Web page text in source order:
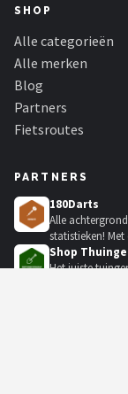
SHOP
Alle categorieën
Alle merken
Blog
Partners
Fietsroutes
PARTNERS
180Darts
Alle
statistieken! Met
Shop
Het juiste